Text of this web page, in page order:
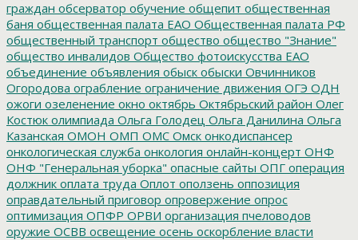
граждан обсерватор обучение общепит общественная
баня общественная палата ЕАО Общественная палата РФ
общественный транспорт общество общество "Знание"
общество инвалидов Общество фотоискусства ЕАО
объединение объявления обыск обыски Овчинников
Огородова ограбление ограничение движения ОГЭ ОДН
ожоги озеленение окно октябрь Октябрьский район Олег
Костюк олимпиада Ольга Голодец Ольга Данилина Ольга
Казанская ОМОН ОМП ОМС Омск онкодиспансер
онкологическая служба онкология онлайн-концерт ОНФ
ОНФ "Генеральная уборка" опасные сайты ОПГ операция
должник оплата труда Оплот оползень оппозиция
оправдательный приговор опровержение опрос
оптимизация ОПФР ОРВИ организация пчеловодов
оружие ОСВВ освещение осень оскорбление власти